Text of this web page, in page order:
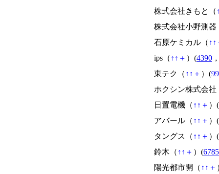
株式会社きもと（
株式会社小野測器
石原ケミカル（ ↑ ↑
ips（ ↑ ↑ ＋ ）(4390
東テク（ ↑ ↑ ＋ ）(
ホクシン株式会社
日置電機（ ↑ ↑ ＋ ）(
アバール（ ↑ ↑ ＋ ）(
タングス（ ↑ ↑ ＋ ）(
鈴木（ ↑ ↑ ＋ ）(6785
陽光都市開（ ↑ ↑ ＋